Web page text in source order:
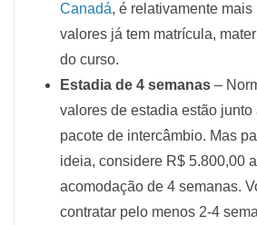
Canadá, é relativamente
valores já tem matrícula,
do curso.
Estadia de 4 semanas –
valores de estadia estão
pacote de intercâmbio. Mas
ideia, considere R$ 5.800,00
acomodação de 4 semanas.
contratar pelo menos 2-4